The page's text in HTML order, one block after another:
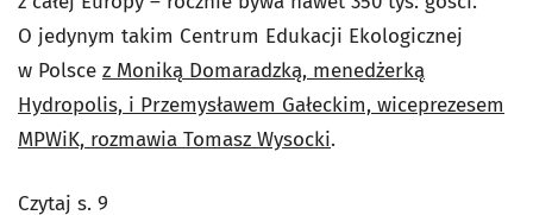
O jedynym takim Centrum Edukacji Ekologicznej
w Polsce z Moniką Domaradzką, menedżerką
Hydropolis, i Przemysławem Gałeckim, wiceprezesem
MPWiK, rozmawia Tomasz Wysocki.
Czytaj s. 9